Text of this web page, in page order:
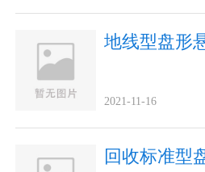
电瓷绝缘子。回收
XP-100，XP-120，
XWP-...
地线型盘形
2021-11-16
回收标准型